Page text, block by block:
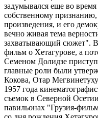
задумывался еще во
собственному
произведения, и его
вечно живая тема
захватывающий сюжет". В
фильм о Хетагурове, а
Семеном Долидзе
главные роли были
Кокова, Отар
1957 года
съемок в Северной
павильонах "Грузия-